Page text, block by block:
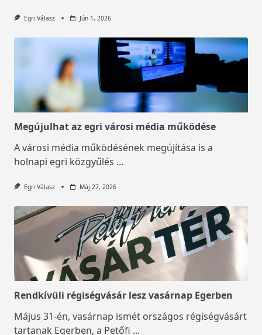
Egri Válasz Jún 1, 2026
Megújulhat az egri városi média működése
A városi média működésének megújítása is a
holnapi egri közgyűlés ...
Egri Válasz Máj 27, 2026
Rendkívüli régiségvásár lesz vasárnap Egerben
Május 31-én, vasárnap ismét országos régiségvásárt
tartanak Egerben, a Petőfi ...